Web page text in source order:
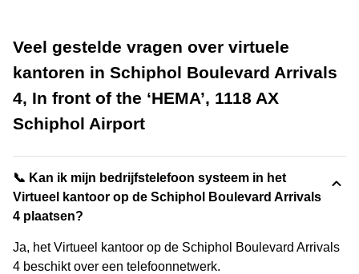
Veel gestelde vragen over virtuele
kantoren in Schiphol Boulevard Arrivals
4, In front of the ‘HEMA’, 1118 AX
Schiphol Airport
📞 Kan ik mijn bedrijfstelefoon systeem in het
Virtueel kantoor op de Schiphol Boulevard Arrivals
4 plaatsen?
Ja, het Virtueel kantoor op de Schiphol Boulevard Arrivals
4 beschikt over een telefoonnetwerk.